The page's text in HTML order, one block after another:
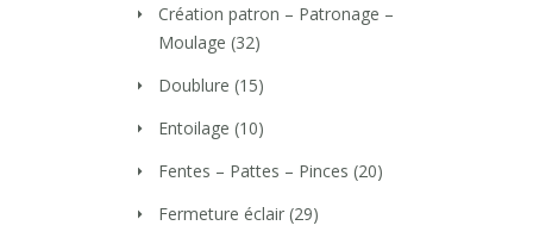
Création patron – Patronage –
Moulage (32)
Doublure (15)
Entoilage (10)
Fentes – Pattes – Pinces (20)
Fermeture éclair (29)